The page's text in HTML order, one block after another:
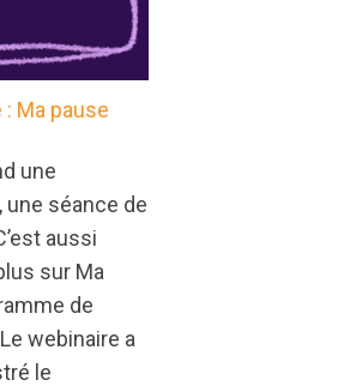
Ma pause
une
une séance de
aussi
sur Ma
de
webinaire a
le